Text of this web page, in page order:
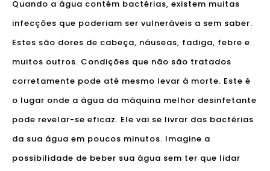
Quando a água contém bactérias, existem muitas
infecções que poderiam ser vulneráveis ​​a sem saber.
Estes são dores de cabeça, náuseas, fadiga, febre e
muitos outros. Condições que não são tratados
corretamente pode até mesmo levar à morte. Este é
o lugar onde a água da máquina melhor desinfetante
pode revelar-se eficaz. Ele vai se livrar das bactérias
da sua água em poucos minutos. Imagine a
possibilidade de beber sua água sem ter que lidar